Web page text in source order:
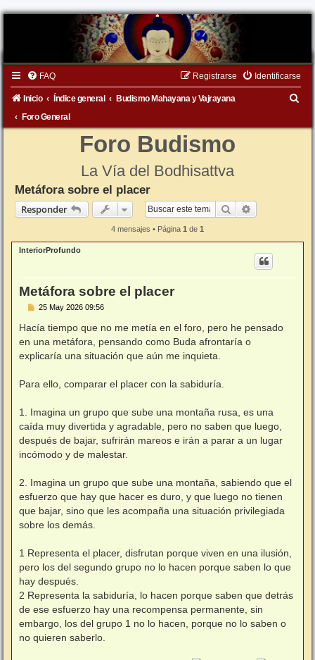
FAQ Identificarse
Registrarse
Inicio Índice general
Budismo Mahayana y Vajrayana
Foro General
Foro Budismo
La Vía del Bodhisattva
Metáfora sobre el placer
Responder
Buscar
4 mensajes • Página 1 de 1
InteriorProfundo
Metáfora sobre el placer
M
n
a
j
e
25 May 2026 09:56
Hacía tiempo que no me metía en el foro, pero he pensado
en una metáfora, pensando como Buda afrontaría o
explicaría una situación que aún me inquieta.
Para ello, comparar el placer con la sabiduría.
1. Imagina un grupo que sube una montaña rusa, es una
caída muy divertida y agradable, pero no saben que luego,
después de bajar, sufrirán mareos e irán a parar a un lugar
incómodo y de malestar.
2. Imagina un grupo que sube una montaña, sabiendo que el
esfuerzo que hay que hacer es duro, y que luego no tienen
que bajar, sino que les acompaña una situación privilegiada
sobre los demás.
1 Representa el placer, disfrutan porque viven en una ilusión,
pero los del segundo grupo no lo hacen porque saben lo que
hay después.
2 Representa la sabiduría, lo hacen porque saben que detrás
de ese esfuerzo hay una recompensa permanente, sin
embargo, los del grupo 1 no lo hacen, porque no lo saben o
no quieren saberlo.